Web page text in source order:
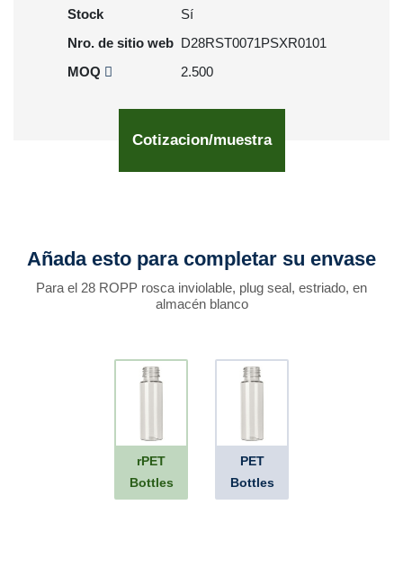
Stock
Sí
Nro. de sitio web D28RST0071PSXR0101
MOQ
2.500
Cotizacion/muestra
Añada esto para completar su envase
Para el 28 ROPP rosca inviolable, plug seal, estriado, en
almacén blanco
rPET
Bottles
PET
Bottles